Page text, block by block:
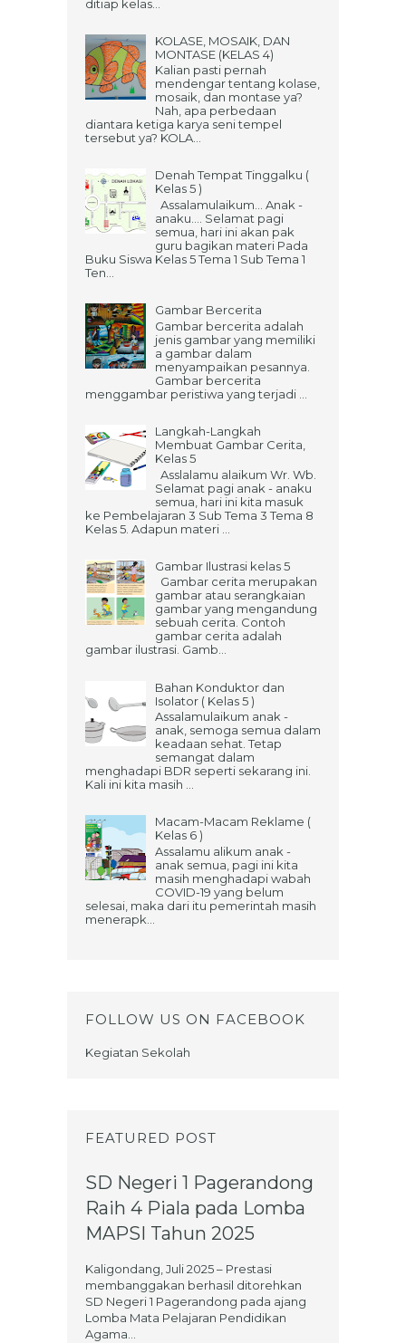
ditiap kelas...
KOLASE, MOSAIK, DAN
MONTASE (KELAS 4)
Kalian pasti pernah
mendengar tentang kolase,
mosaik, dan montase ya?
Nah, apa perbedaan
diantara ketiga karya seni tempel
tersebut ya? KOLA...
Denah Tempat Tinggalku (
Kelas 5 )
Assalamulaikum... Anak -
anaku.... Selamat pagi
semua, hari ini akan pak
guru bagikan materi Pada
Buku Siswa Kelas 5 Tema 1 Sub Tema 1
Ten...
Gambar Bercerita
Gambar bercerita adalah
jenis gambar yang memiliki
a gambar dalam
menyampaikan pesannya.
Gambar bercerita
menggambar peristiwa yang terjadi ...
Langkah-Langkah
Membuat Gambar Cerita,
Kelas 5
Asslalamu alaikum Wr. Wb.
Selamat pagi anak - anaku
semua, hari ini kita masuk
ke Pembelajaran 3 Sub Tema 3 Tema 8
Kelas 5. Adapun materi ...
Gambar Ilustrasi kelas 5
Gambar cerita merupakan
gambar atau serangkaian
gambar yang mengandung
sebuah cerita. Contoh
gambar cerita adalah
gambar ilustrasi. Gamb...
Bahan Konduktor dan
Isolator ( Kelas 5 )
Assalamulaikum anak -
anak, semoga semua dalam
keadaan sehat. Tetap
semangat dalam
menghadapi BDR seperti sekarang ini.
Kali ini kita masih ...
Macam-Macam Reklame (
Kelas 6 )
Assalamu alikum anak -
anak semua, pagi ini kita
masih menghadapi wabah
COVID-19 yang belum
selesai, maka dari itu pemerintah masih
menerapk...
FOLLOW US ON FACEBOOK
Kegiatan Sekolah
FEATURED POST
SD Negeri 1 Pagerandong
Raih 4 Piala pada Lomba
MAPSI Tahun 2025
Kaligondang, Juli 2025 – Prestasi
membanggakan berhasil ditorehkan
SD Negeri 1 Pagerandong pada ajang
Lomba Mata Pelajaran Pendidikan
Agama...